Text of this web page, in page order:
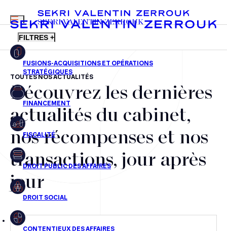
FR EN
MENU
SEKRI VALENTIN ZERROUK
FILTRES +
Fusions-acquisitions et opérations stratégiques
Financement
Fiscalité
Droit public des affaires
Droit social
Droit immobilier
TOUTES NOS ACTUALITÉS
Découvrez les dernières
actualités du cabinet,
nos récompenses et nos
transactions, jour après
jour